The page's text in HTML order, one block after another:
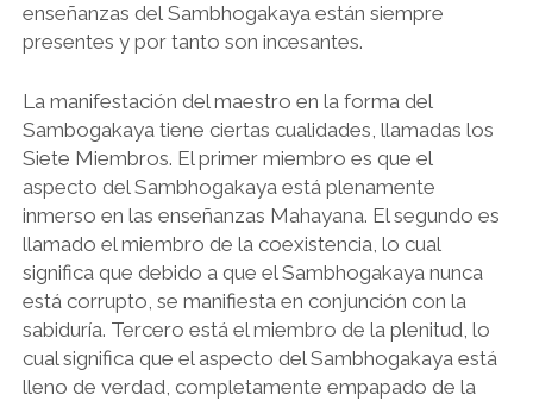
enseñanzas del Sambhogakaya están siempre
presentes y por tanto son incesantes.
La manifestación del maestro en la forma del
Sambogakaya tiene ciertas cualidades, llamadas los
Siete Miembros. El primer miembro es que el
aspecto del Sambhogakaya está plenamente
inmerso en las enseñanzas Mahayana. El segundo es
llamado el miembro de la coexistencia, lo cual
significa que debido a que el Sambhogakaya nunca
está corrupto, se manifiesta en conjunción con la
sabiduría. Tercero está el miembro de la plenitud, lo
cual significa que el aspecto del Sambhogakaya está
lleno de verdad, completamente empapado de la